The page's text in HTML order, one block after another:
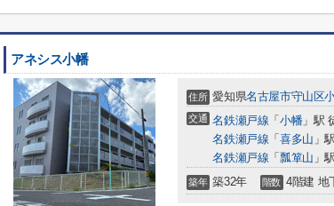
アネシス小幡
住所 愛知県名古屋市守山区
交通 名鉄瀬戸線 「 小幡 」駅
名鉄瀬戸線 「 喜多山 」
名鉄瀬戸線 「 瓢箪山 」
築年 築32年 階数 4階建 地